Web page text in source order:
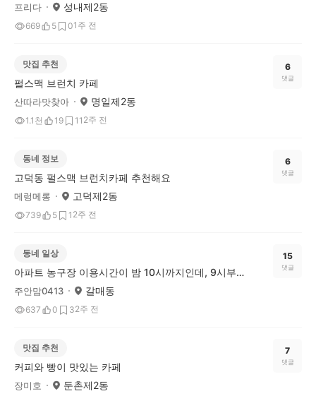
프리다 성내제2동
669 5 01주 전
맛집 추천
펄스맥 브런치 카페
산따라맛찾아 명일제2동
1.1천 19 11 2주 전
6
댓글
동네 정보
고덕동 펄스맥 브런치카페 추천해요
메렁메롱 고덕제2동
739 5 1 2주 전
6
댓글
동네 일상
아파트 농구장 이용시간이 밤 10시까지인데, 9시부터 눈치를 봐야 할까요?
주안맘0413 갈매동
637 0 32주 전
15
댓글
맛집 추천
커피와 빵이 맛있는 카페
장미호 둔촌제2동
7
댓글